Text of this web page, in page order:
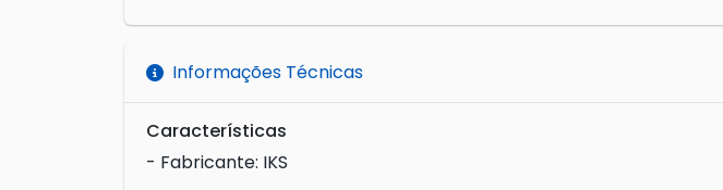
Informações Técnicas
Características
- Fabricante: IKS